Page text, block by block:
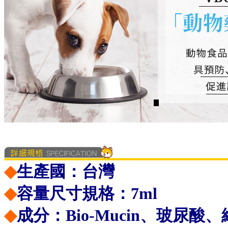
◆生產國：台灣
◆容量尺寸規格：7ml
◆成分： Bio-Mucin、玻尿酸、